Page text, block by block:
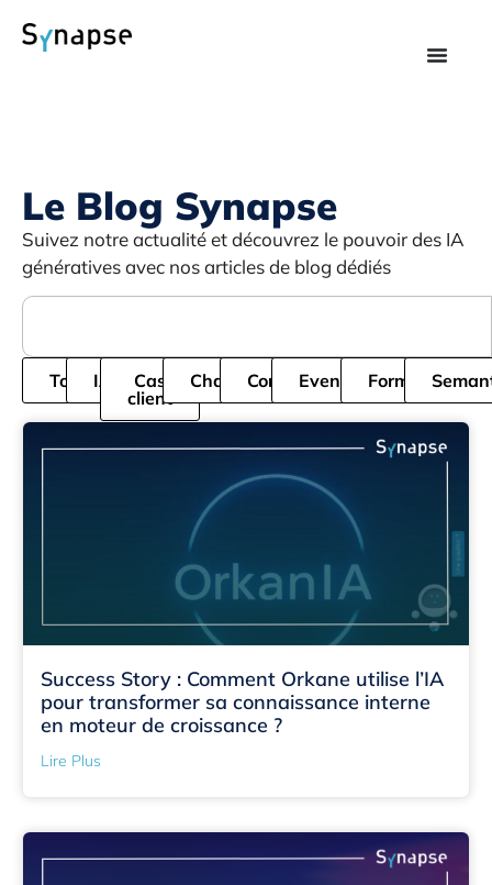
Le Blog Synapse
Suivez notre actualité et découvrez le pouvoir des IA
génératives avec nos articles de blog dédiés
Tous IA
Cas
client
ChatbotCordialEvenementFormation
Success Story : Comment Orkane utilise l’IA
pour transformer sa connaissance interne
en moteur de croissance ?
Lire Plus